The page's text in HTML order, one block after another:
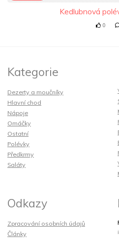
Kedlubnová
0
Kategorie
Dezerty a moučníky
Hlavní chod
Nápoje
Omáčky
Ostatní
Polévky
Předkrmy
Saláty
Odkazy
Zpracování osobních údajů
Články